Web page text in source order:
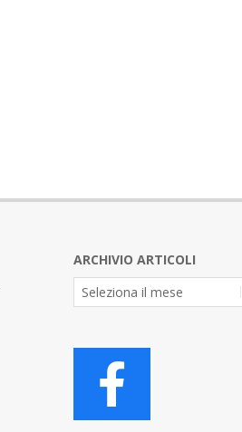
ARCHIVIO ARTICOLI
Archivio
Articoli